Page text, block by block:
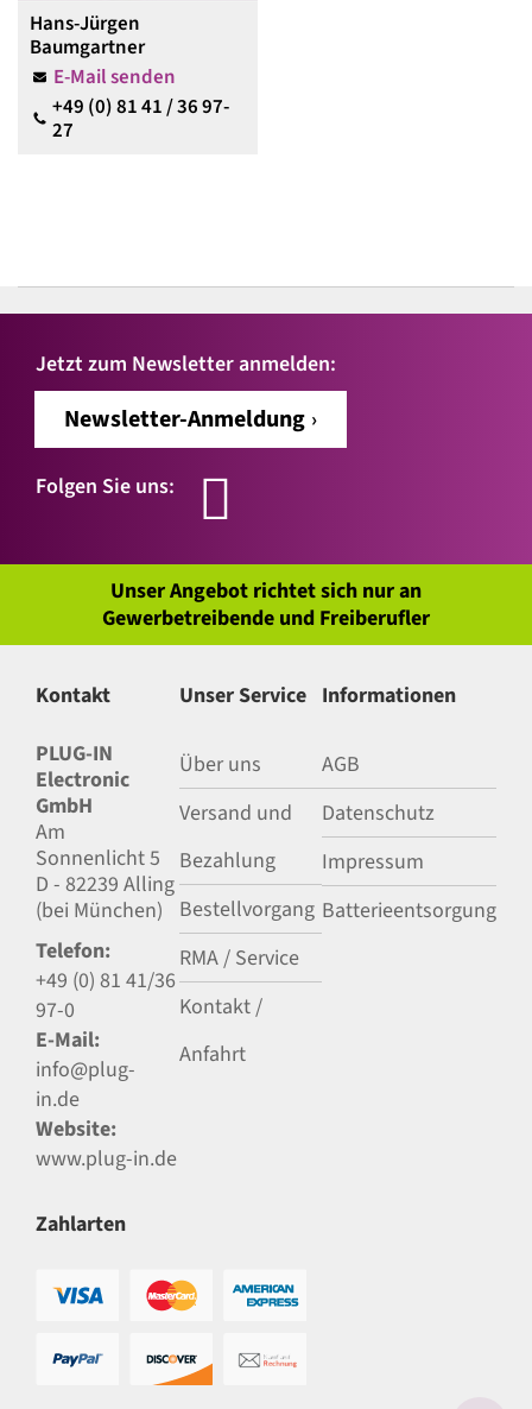
Hans-Jürgen
Baumgartner
E-Mail senden
+49 (0) 81 41 / 36 97-
27
Jetzt zum Newsletter anmelden:
Newsletter-Anmeldung
Folgen Sie uns:
Unser Angebot richtet sich nur an
Gewerbetreibende und Freiberufler
Kontakt
PLUG-IN
Electronic
GmbH
Am
Sonnenlicht 5
D - 82239 Alling
(bei München)
Telefon:
+49 (0) 81 41/36
97-0
E-Mail:
info@plug-
in.de
Website:
www.plug-in.de
Unser Service
Über uns
Versand und
Bezahlung
Bestellvorgang
RMA / Service
Kontakt /
Anfahrt
Informationen
AGB
Datenschutz
Impressum
Batterieentsorgung
Zahlarten